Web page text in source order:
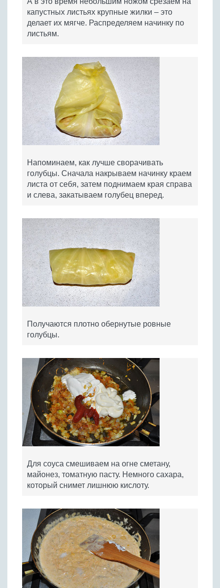
капустных листьях крупные жилки – это
делает их мягче. Распределяем начинку по
листьям.
Напоминаем, как лучше сворачивать
голубцы. Сначала накрываем начинку краем
листа от себя, затем поднимаем края справа
и слева, закатываем голубец вперед.
Получаются плотно обернутые ровные
голубцы.
Для соуса смешиваем на огне сметану,
майонез, томатную пасту. Немного сахара,
который снимет лишнюю кислоту.